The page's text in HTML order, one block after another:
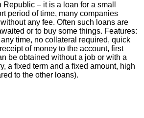
– it is a loan for a small
period of time, many companies
any fee. Often such loans are
or to buy some things. Features:
time, no collateral required, quick
of money to the account, first
be obtained without a job or with a
a fixed term and a fixed amount, high
to the other loans).